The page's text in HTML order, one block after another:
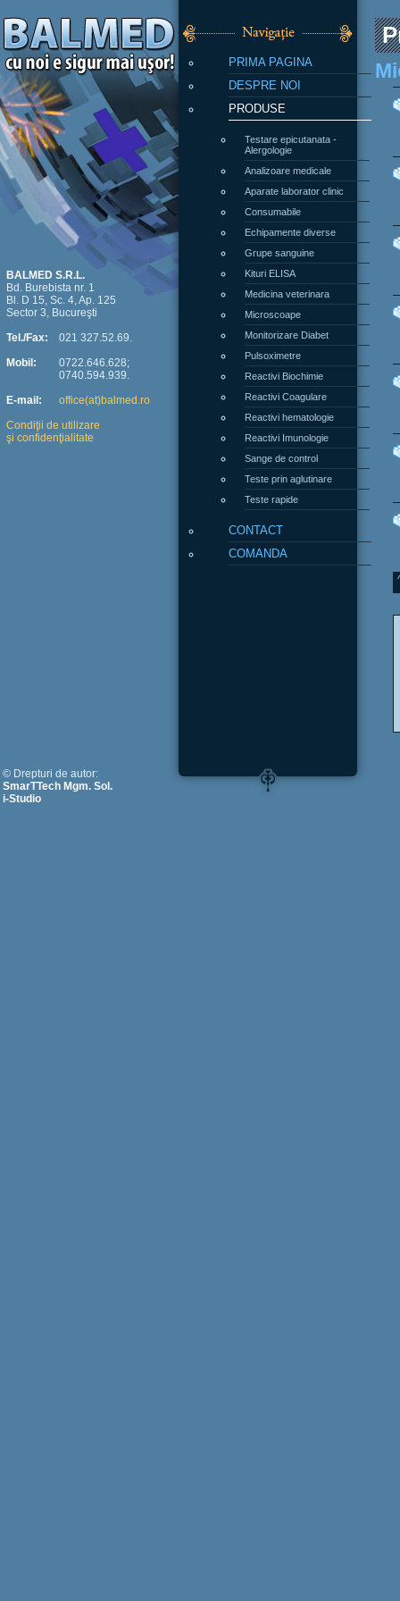
PRIMA PAGINA
DESPRE NOI
PRODUSE
Testare epicutanata -
Alergologie
Analizoare medicale
Aparate laborator clinic
Consumabile
Echipamente diverse
Grupe sanguine
Kituri ELISA
Medicina veterinara
Microscoape
Monitorizare Diabet
Pulsoximetre
Reactivi Biochimie
Reactivi Coagulare
Reactivi hematologie
Reactivi Imunologie
Sange de control
Teste prin aglutinare
Teste rapide
CONTACT
COMANDA
BALMED S.R.L.
Bd. Burebista nr. 1
Bl. D 15, Sc. 4, Ap. 125
Sector 3, Bucureşti
Tel./Fax:
Mobil:
E-mail:
021 327.52.69.
0722.646.628;
0740.594.939.
office(at)balmed.ro
Condiţii de utilizare
şi confidenţialitate
© Drepturi de autor:
SmarTTech Mgm. Sol.
i-Studio